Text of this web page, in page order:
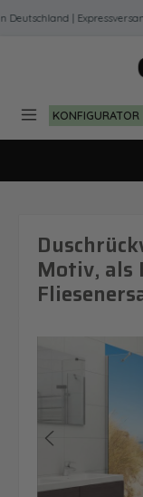
Zum Hauptinhalt| Expressversand
KONFIGURATOR
Motiv, als
Bildergalerie